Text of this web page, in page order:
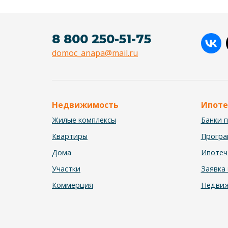
8 800 250-51-75
domoc_anapa@mail.ru
Недвижимость
Жилые комплексы
Квартиры
Дома
Участки
Коммерция
Банки
Заявка